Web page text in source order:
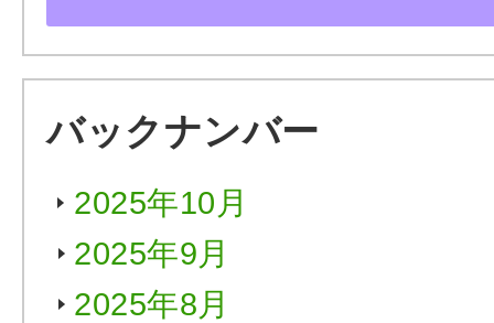
バックナンバー
2025年10月
2025年9月
2025年8月